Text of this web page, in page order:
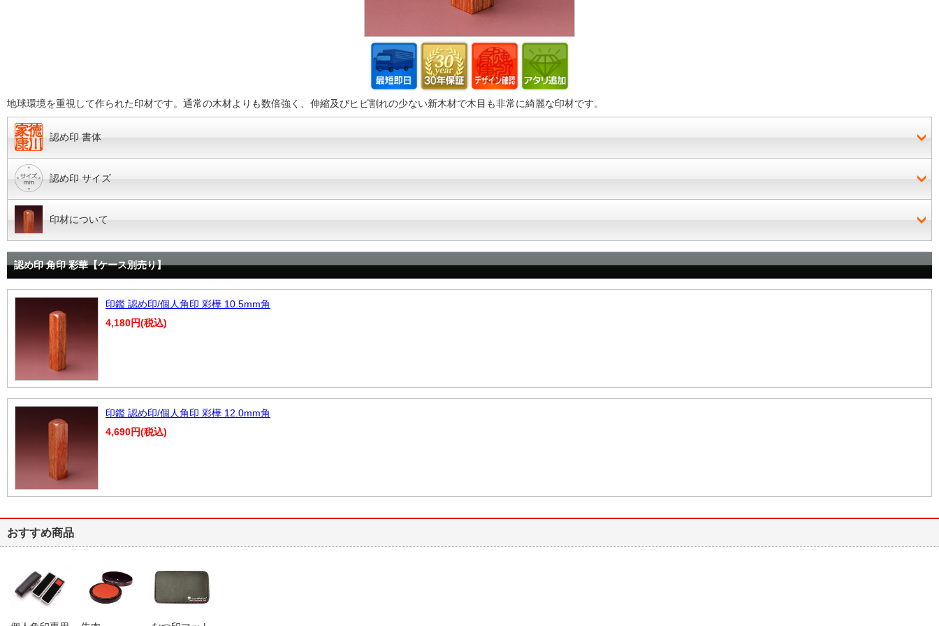
地球環境を重視して作られた印材です。通常の木材よりも数倍強く、伸縮及びヒビ割れの少ない新木材で木目も非常に綺麗な印材です。
認め印 書体
認め印 サイズ
印材について
認め印 角印 彩華【ケース別売り】
印鑑 認め印/個人角印 彩樺 10.5mm角
4,180円(税込)
印鑑 認め印/個人角印 彩樺 12.0mm角
4,690円(税込)
おすすめ商品